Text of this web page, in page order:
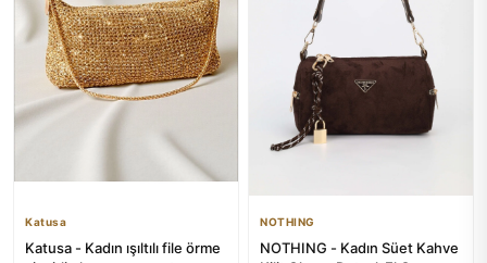
Katusa
Katusa - Kadın ışıltılı file örme
NOTHING
NOTHING - Kadın Süet Kahve